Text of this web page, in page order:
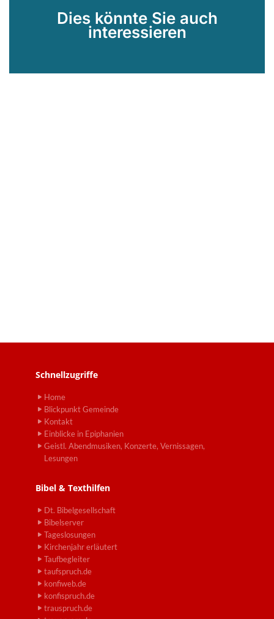
Dies könnte Sie auch
interessieren
Schnellzugriffe
Home
Blickpunkt Gemeinde
Kontakt
Einblicke in Epiphanien
Geistl. Abendmusiken, Konzerte, Vernissagen,
Lesungen
Bibel & Texthilfen
Dt. Bibelgesellschaft
Bibelserver
Tageslosungen
Kirchenjahr erläutert
Taufbegleiter
taufspruch.de
konfiweb.de
konfispruch.de
trauspruch.de